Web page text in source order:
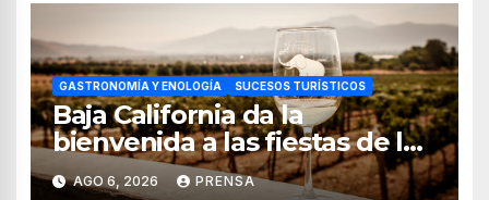
GASTRONOMÍA Y ENOLOGÍA SUCESOS TURÍSTICOS
Baja California da la
bienvenida a las fiestas de la
vendimia 2026
AGO 6, 2026 PRENSA